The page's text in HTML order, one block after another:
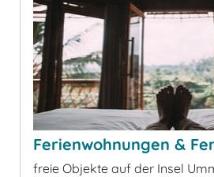
Ferienwohnungen &
freie Objekte auf der Insel